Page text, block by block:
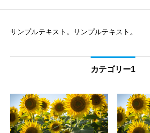
サンプルテキスト。サンプルテキスト。
カテゴリー1